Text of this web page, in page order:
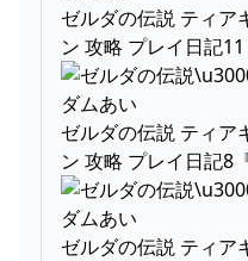
ゼルダの伝説 ティア
ン 攻略 プレイ日記
ゼルダの伝説 ティア
ン 攻略 プレイ日記8
ゼルダの伝説 ティア